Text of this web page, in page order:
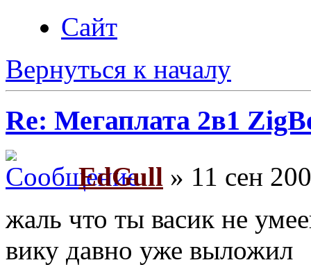
Сайт
Вернуться к началу
Re: Мегаплата 2в1
EdGull » 11 сен
жаль что ты васик не
вику давно уже выложил